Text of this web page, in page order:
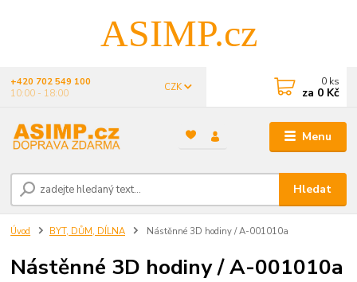
ASIMP.cz
Menu
CZK
Hledat
+420 702 549 100
10:00 - 18:00
0 ks
za 0 Kč
Úvod BYT, DŮM, DÍLNA Nástěnné 3D hodiny / A-001010a
Nástěnné 3D hodiny / A-001010a